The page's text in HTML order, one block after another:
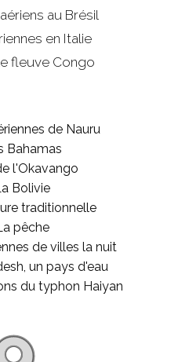
au Brésil
en Italie
fleuve Congo
de Nauru
Bahamas
l'Okavango
Bolivie
traditionnelle
pêche
de villes la nuit
un pays d'eau
du typhon Haiyan